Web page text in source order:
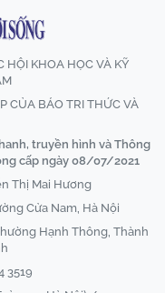
HỘI KHOA HỌC VÀ KỸ
CỦA BÁO TRI THỨC VÀ
truyền hình và Thông
cấp ngày 08/07/2021
Thị Mai Hương
Cửa Nam, Hà Nội
Hạnh Thông, Thành
3519